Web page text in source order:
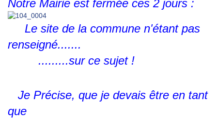
Notre Mairie est fermée ces 2 jours :
Le site de la commune n'étant pas
renseigné.......
.........sur ce sujet !
Je Précise, que je devais être en tant
que